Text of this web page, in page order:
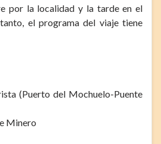
por la localidad y la tarde en el
el programa del viaje tiene
(Puerto del Mochuelo-Puente
Minero